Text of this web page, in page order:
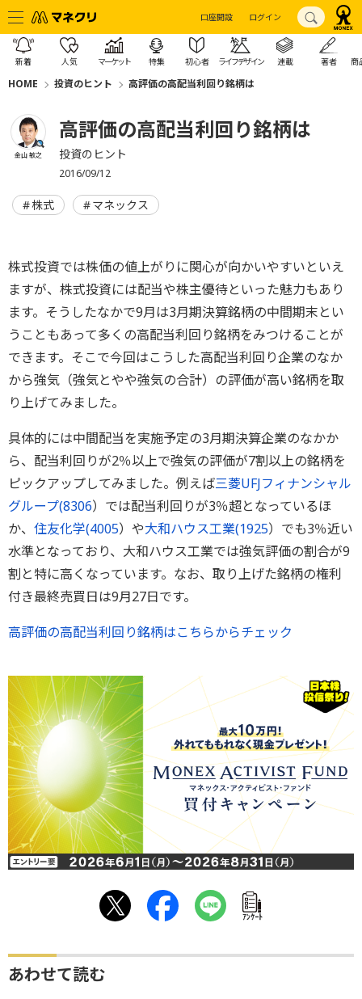
口座開設 ログイン
新着 人気 マーケット 特集 初心者 ライフデザイン 連載 著者 商
HOME 投資のヒント 高評価の高配当利回り銘柄は
金山 敏之
高評価の高配当利回り銘柄は
投資のヒント
2016/09/12
株式 マネックス
株式投資では株価の値上がりに関心が向かいやすいといえ
ますが、株式投資には配当や株主優待といった魅力もあり
ます。そうしたなかで9月は3月期決算銘柄の中間期末とい
うこともあって多くの高配当利回り銘柄をみつけることが
できます。そこで今回はこうした高配当利回り企業のなか
から強気（強気とやや強気の合計）の評価が高い銘柄を取
り上げてみました。
具体的には中間配当を実施予定の3月期決算企業のなかか
ら、配当利回りが2％以上で強気の評価が7割以上の銘柄を
ピックアップしてみました。例えば三菱UFJフィナンシャル
グループ(8306）では配当利回りが3％超となっているほ
か、 住友化学(4005）や大和ハウス工業(1925）でも3％近い
水準となっており、大和ハウス工業では強気評価の割合が9
割と特に高くなっています。なお、取り上げた銘柄の権利
付き最終売買日は9月27日です。
高評価の高配当利回り銘柄はこちらからチェック
ｱﾝｹｰﾄ
あわせて読む